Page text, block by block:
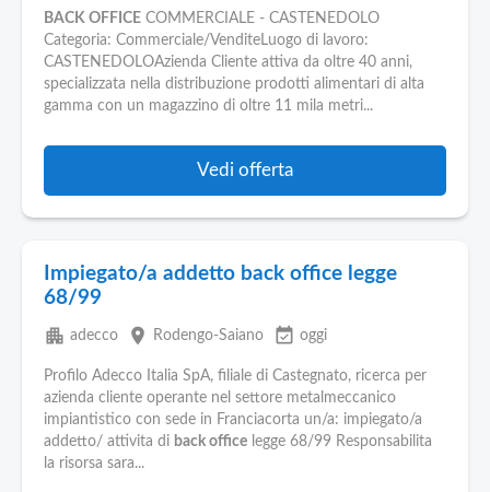
BACK OFFICE COMMERCIALE - CASTENEDOLO
Categoria: Commerciale/VenditeLuogo di lavoro:
CASTENEDOLOAzienda Cliente attiva da oltre 40 anni,
specializzata nella distribuzione prodotti alimentari di alta
gamma con un magazzino di oltre 11 mila metri...
Vedi offerta
Impiegato/a addetto back office legge
68/99
apartment adecco place Rodengo-Saiano event_available oggi
Profilo Adecco Italia SpA, filiale di Castegnato, ricerca per
azienda cliente operante nel settore metalmeccanico
impiantistico con sede in Franciacorta un/a: impiegato/a
addetto/ attivita di back office legge 68/99 Responsabilita
la risorsa sara...